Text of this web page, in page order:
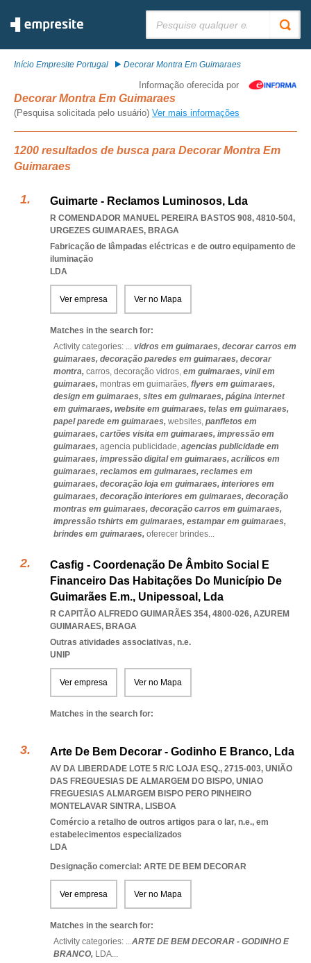
Início Empresite Portugal Decorar Montra Em Guimaraes
Informação oferecida por
Decorar Montra Em Guimaraes
(Pesquisa solicitada pelo usuário) Ver mais informações
1200 resultados de busca para Decorar Montra Em
Guimaraes
Guimarte - Reclamos Luminosos, Lda
R COMENDADOR MANUEL PEREIRA BASTOS 908, 4810-504,
URGEZES GUIMARAES, BRAGA
Fabricação de lâmpadas eléctricas e de outro equipamento de
iluminação
LDA
Ver empresa Ver no Mapa
Matches in the search for:
Activity categories: ... vidros em guimaraes, decorar carros em
guimaraes, decoração paredes em guimaraes, decorar
montra, carros, decoração vidros, em guimaraes, vinil em
guimaraes, montras em guimarães, flyers em guimaraes,
design em guimaraes, sites em guimaraes, página internet
em guimaraes, website em guimaraes, telas em guimaraes,
papel parede em guimaraes, websites, panfletos em
guimaraes, cartões visita em guimaraes, impressão em
guimaraes, agencia publicidade, agencias publicidade em
guimaraes, impressão digital em guimaraes, acrílicos em
guimaraes, reclamos em guimaraes, reclames em
guimaraes, decoração loja em guimaraes, interiores em
guimaraes, decoração interiores em guimaraes, decoração
montras em guimaraes, decoração carros em guimaraes,
impressão tshirts em guimaraes, estampar em guimaraes,
brindes em guimaraes, oferecer brindes...
Casfig - Coordenação De Âmbito Social E
Financeiro Das Habitações Do Município De
Guimarães E.m., Unipessoal, Lda
R CAPITÃO ALFREDO GUIMARÃES 354, 4800-026, AZUREM
GUIMARAES, BRAGA
Outras atividades associativas, n.e.
UNIP
Ver empresa Ver no Mapa
Matches in the search for:
Arte De Bem Decorar - Godinho E Branco, Lda
AV DA LIBERDADE LOTE 5 R/C LOJA ESQ., 2715-003, UNIÃO
DAS FREGUESIAS DE ALMARGEM DO BISPO, UNIAO
FREGUESIAS ALMARGEM BISPO PERO PINHEIRO
MONTELAVAR SINTRA, LISBOA
Comércio a retalho de outros artigos para o lar, n.e., em
estabelecimentos especializados
LDA
Designação comercial: ARTE DE BEM DECORAR
Ver empresa Ver no Mapa
Matches in the search for:
Activity categories: ...ARTE DE BEM DECORAR - GODINHO E
BRANCO, LDA...